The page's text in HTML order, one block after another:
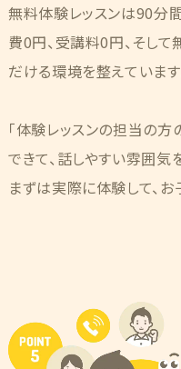
無料体験レッスンは90分
費0円、受講料0円、そし
だける環境を整えています
「体験レッスンの担当の
できて、話しやすい雰囲気
まずは実際に体験して、